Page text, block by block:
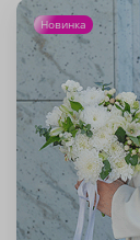
Новинка